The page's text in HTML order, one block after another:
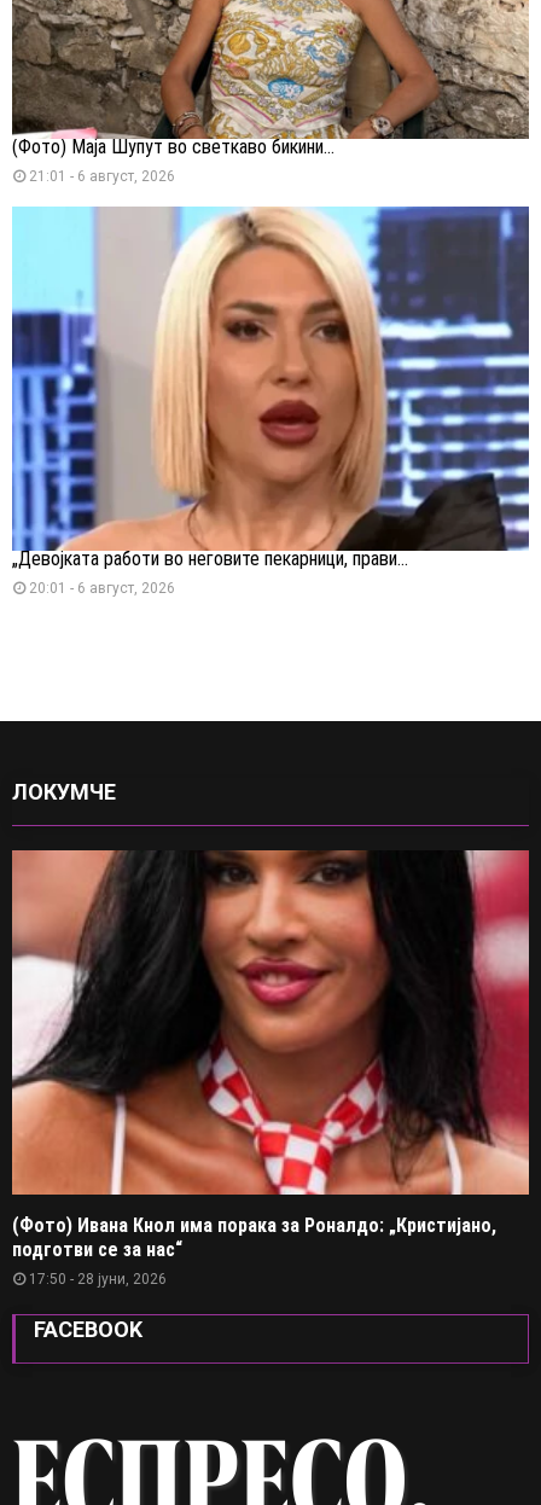
(Фото) Маја Шупут во светкаво бикини...
21:01 - 6 август, 2026
„Девојката работи во неговите пекарници, прави...
20:01 - 6 август, 2026
ЛОКУМЧЕ
(Фото) Ивана Кнол има порака за Роналдо: „Кристијано,
подготви се за нас“
17:50 - 28 јуни, 2026
FACEBOOK